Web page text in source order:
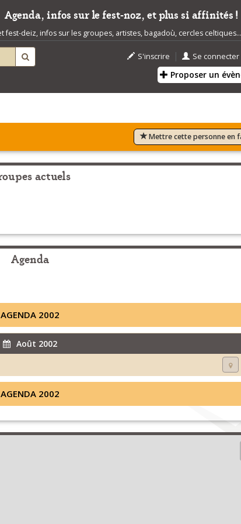
Agenda, infos sur le fest-noz, et plus si affinités !
fest-deiz, infos sur les groupes, artistes, bagadoù, cercles celtiques...
S'inscrire | Se connecter
Proposer un
Mettre cette personne en
actuels
Agenda
AGENDA 2002
Août 2002
AGENDA 2002